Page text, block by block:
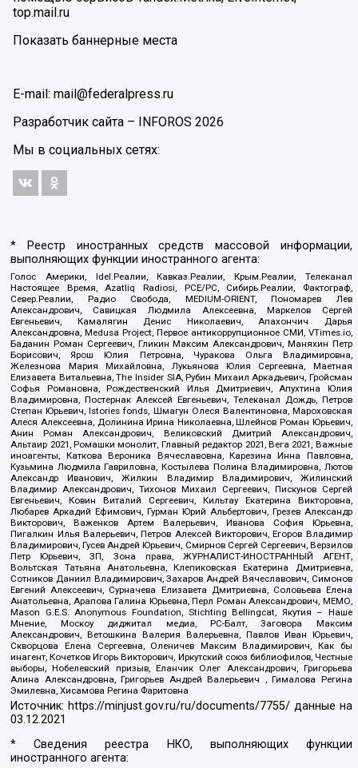
top.mail.ru
Показать баннерные места
E-mail: mail@federalpress.ru
Разработчик сайта –
INFOROS 2026
Мы в социальных сетях:
* Реестр иностранных средств массовой информации,
выполняющих функции иностранного агента:
Голос Америки, Idel.Реалии, Кавказ.Реалии, Крым.Реалии, Телеканал
Настоящее Время, Azatliq Radiosi, PCE/PC, Сибирь.Реалии, Фактограф,
Север.Реалии, Радио Свобода, MEDIUM-ORIENT, Пономарев Лев
Александрович, Савицкая Людмила Алексеевна, Маркелов Сергей
Евгеньевич, Камалягин Денис Николаевич, Апахончич Дарья
Александровна, Medusa Project, Первое антикоррупционное СМИ, VTimes.io,
Баданин Роман Сергеевич, Гликин Максим Александрович, Маняхин Петр
Борисович, Ярош Юлия Петровна, Чуракова Ольга Владимировна,
Железнова Мария Михайловна, Лукьянова Юлия Сергеевна, Маетная
Елизавета Витальевна, The Insider SIA, Рубин Михаил Аркадьевич, Гройсман
Софья Романовна, Рождественский Илья Дмитриевич, Апухтина Юлия
Владимировна, Постернак Алексей Евгеньевич, Телеканал Дождь, Петров
Степан Юрьевич, Istories fonds, Шмагун Олеся Валентиновна, Мароховская
Алеся Алексеевна, Долинина Ирина Николаевна, Шлейнов Роман Юрьевич,
Анин Роман Александрович, Великовский Дмитрий Александрович,
Альтаир 2021, Ромашки монолит, Главный редактор 2021, Вега 2021, Важные
иноагенты, Каткова Вероника Вячеславовна, Карезина Инна Павловна,
Кузьмина Людмила Гавриловна, Костылева Полина Владимировна, Лютов
Александр Иванович, Жилкин Владимир Владимирович, Жилинский
Владимир Александрович, Тихонов Михаил Сергеевич, Пискунов Сергей
Евгеньевич, Ковин Виталий Сергеевич, Кильтау Екатерина Викторовна,
Любарев Аркадий Ефимович, Гурман Юрий Альбертович, Грезев Александр
Викторович, Важенков Артем Валерьевич, Иванова София Юрьевна,
Пигалкин Илья Валерьевич, Петров Алексей Викторович, Егоров Владимир
Владимирович, Гусев Андрей Юрьевич, Смирнов Сергей Сергеевич, Верзилов
Петр Юрьевич, ЗП, Зона права, ЖУРНАЛИСТ-ИНОСТРАННЫЙ АГЕНТ,
Вольтская Татьяна Анатольевна, Клепиковская Екатерина Дмитриевна,
Сотников Даниил Владимирович, Захаров Андрей Вячеславович, Симонов
Евгений Алексеевич, Сурначева Елизавета Дмитриевна, Соловьева Елена
Анатольевна, Арапова Галина Юрьевна, Перл Роман Александрович, МЕМО,
Mason G.E.S. Anonymous Foundation, Stichting Bellingcat, Якутия – Наше
Мнение, Москоу диджитал медиа, РС-Балт, Заговора Максим
Александрович, Ветошкина Валерия Валерьевна, Павлов Иван Юрьевич,
Скворцова Елена Сергеевна, Оленичев Максим Владимирович, Как бы
инагент, Кочетков Игорь Викторович, Иркутский союз библиофилов, Честные
выборы, Нобелевский призыв, Еланчик Олег Александрович, Григорьева
Алина Александровна, Григорьев Андрей Валерьевич , Гималова Регина
Эмилевна, Хисамова Регина Фаритовна
Источник: https://minjust.gov.ru/ru/documents/7755/ данные на
03.12.2021
* Сведения реестра НКО, выполняющих функции
иностранного агента: